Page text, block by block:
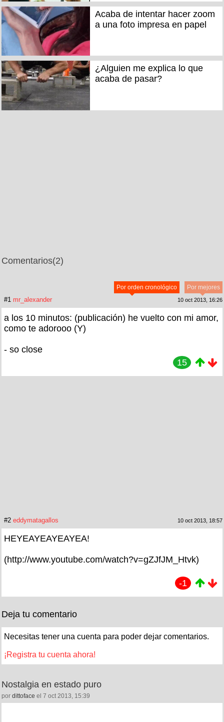
Acaba de intentar hacer zoom
a una foto impresa en papel
¿Alguien me explica lo que
acaba de pasar?
Comentarios(2)
Por mejores
Por orden cronológico
#1 mr_alexander 10 oct 2013, 16:26
a los 10 minutos: (publicación) he vuelto con mi amor,
como te adorooo (Y)
- so close
15
#2 eddymatagallos 10 oct 2013, 18:57
HEYEAYEAYEAYEA!
(http://www.youtube.com/watch?v=gZJfJM_Htvk)
-1
Deja tu comentario
Necesitas tener una cuenta para poder dejar comentarios.
¡Registra tu cuenta ahora!
Nostalgia en estado puro
por dittoface el 7 oct 2013, 15:39